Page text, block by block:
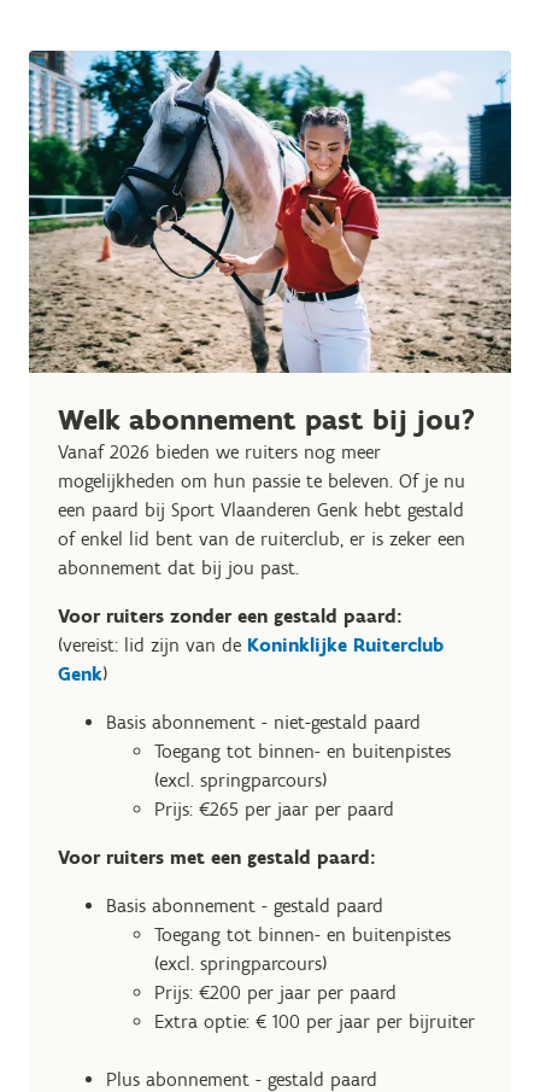
Welk abonnement past bij jou?
Vanaf 2026 bieden we ruiters nog meer
mogelijkheden om hun passie te beleven. Of je nu
een paard bij Sport Vlaanderen Genk hebt gestald
of enkel lid bent van de ruiterclub, er is zeker een
abonnement dat bij jou past.
Voor ruiters zonder een gestald paard:
(vereist: lid zijn van de Koninklijke Ruiterclub
Genk)
Basis abonnement - niet-gestald paard
Toegang tot binnen- en buitenpistes
(excl. springparcours)
Prijs: €265 per jaar per paard
Voor ruiters met een gestald paard:
Basis abonnement - gestald paard
Toegang tot binnen- en buitenpistes
(excl. springparcours)
Prijs: €200 per jaar per paard
Extra optie: € 100 per jaar per bijruiter
Plus abonnement - gestald paard